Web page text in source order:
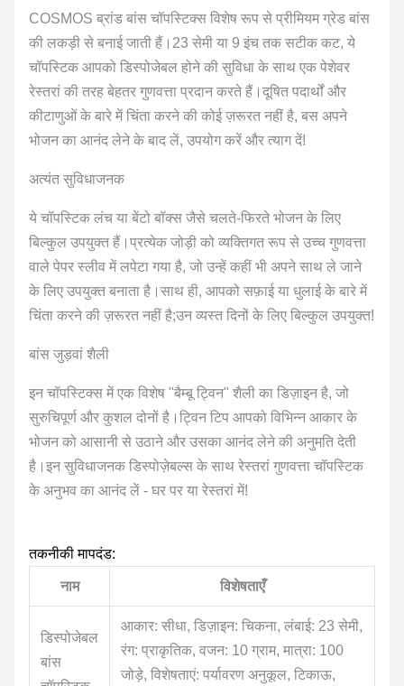
COSMOS ब्रांड बांस चॉपस्टिक्स विशेष रूप से प्रीमियम ग्रेड बांस
की लकड़ी से बनाई जाती हैं।23 सेमी या 9 इंच तक सटीक कट, ये
चॉपस्टिक आपको डिस्पोजेबल होने की सुविधा के साथ एक पेशेवर
रेस्तरां की तरह बेहतर गुणवत्ता प्रदान करते हैं।दूषित पदार्थों और
कीटाणुओं के बारे में चिंता करने की कोई ज़रूरत नहीं है, बस अपने
भोजन का आनंद लेने के बाद लें, उपयोग करें और त्याग दें!
अत्यंत सुविधाजनक
ये चॉपस्टिक लंच या बेंटो बॉक्स जैसे चलते-फिरते भोजन के लिए
बिल्कुल उपयुक्त हैं।प्रत्येक जोड़ी को व्यक्तिगत रूप से उच्च गुणवत्ता
वाले पेपर स्लीव में लपेटा गया है, जो उन्हें कहीं भी अपने साथ ले जाने
के लिए उपयुक्त बनाता है।साथ ही, आपको सफ़ाई या धुलाई के बारे में
चिंता करने की ज़रूरत नहीं है;उन व्यस्त दिनों के लिए बिल्कुल उपयुक्त!
बांस जुड़वां शैली
इन चॉपस्टिक्स में एक विशेष "बैम्बू ट्विन" शैली का डिज़ाइन है, जो
सुरुचिपूर्ण और कुशल दोनों है।ट्विन टिप आपको विभिन्न आकार के
भोजन को आसानी से उठाने और उसका आनंद लेने की अनुमति देती
है।इन सुविधाजनक डिस्पोज़ेबल्स के साथ रेस्तरां गुणवत्ता चॉपस्टिक
के अनुभव का आनंद लें - घर पर या रेस्तरां में!
तकनीकी मापदंड:
नाम विशेषताएँ
डिस्पोजेबल
बांस
आकार: सीधा, डिज़ाइन: चिकना, लंबाई: 23 सेमी,
रंग: प्राकृतिक, वजन: 10 ग्राम, मात्रा: 100
जोड़े, विशेषताएं: पर्यावरण अनुकूल, टिकाऊ,